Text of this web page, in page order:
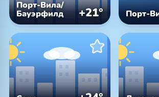
Порт-Вила/
Бауэрфилд +21° Порт-